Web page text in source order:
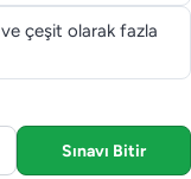
ve çeşit olarak fazla
Sınavı Bitir